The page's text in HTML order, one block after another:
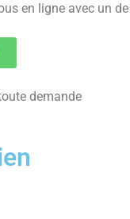
en ligne avec un de
demande